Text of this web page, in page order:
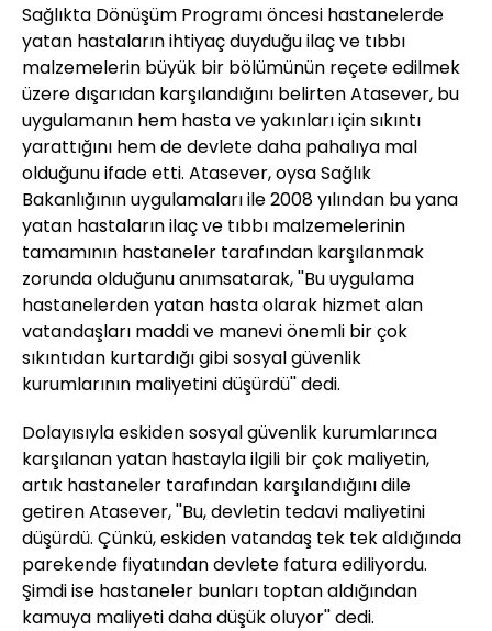
Sağlıkta Dönüşüm Programı öncesi hastanelerde
yatan hastaların ihtiyaç duyduğu ilaç ve tıbbı
malzemelerin büyük bir bölümünün reçete edilmek
üzere dışarıdan karşılandığını belirten Atasever, bu
uygulamanın hem hasta ve yakınları için sıkıntı
yarattığını hem de devlete daha pahalıya mal
olduğunu ifade etti. Atasever, oysa Sağlık
Bakanlığının uygulamaları ile 2008 yılından bu yana
yatan hastaların ilaç ve tıbbı malzemelerinin
tamamının hastaneler tarafından karşılanmak
zorunda olduğunu anımsatarak, ''Bu uygulama
hastanelerden yatan hasta olarak hizmet alan
vatandaşları maddi ve manevi önemli bir çok
sıkıntıdan kurtardığı gibi sosyal güvenlik
kurumlarının maliyetini düşürdü'' dedi.
Dolayısıyla eskiden sosyal güvenlik kurumlarınca
karşılanan yatan hastayla ilgili bir çok maliyetin,
artık hastaneler tarafından karşılandığını dile
getiren Atasever, ''Bu, devletin tedavi maliyetini
düşürdü. Çünkü, eskiden vatandaş tek tek aldığında
parekende fiyatından devlete fatura ediliyordu.
Şimdi ise hastaneler bunları toptan aldığından
kamuya maliyeti daha düşük oluyor'' dedi.